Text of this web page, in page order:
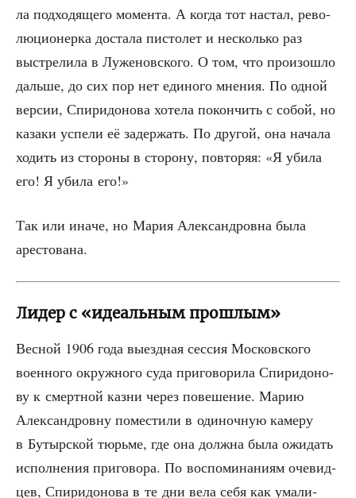
ла под­хо­дя­ще­го момен­та. А когда тот настал, рево­
лю­ци­о­нер­ка доста­ла писто­лет и несколь­ко раз
выстре­ли­ла в Луже­нов­ско­го. О том, что про­изо­шло
даль­ше, до сих пор нет еди­но­го мне­ния. По одной
вер­сии, Спи­ри­до­но­ва хоте­ла покон­чить с собой, но
каза­ки успе­ли её задер­жать. По дру­гой, она нача­ла
ходить из сто­ро­ны в сто­ро­ну, повто­ряя: «Я уби­ла
его! Я уби­ла его!»
Так или ина­че, но Мария Алек­сан­дров­на была
арестована.
Лидер с «идеальным прошлым»
Вес­ной 1906 года выезд­ная сес­сия Мос­ков­ско­го
воен­но­го окруж­но­го суда при­го­во­ри­ла Спи­ри­до­но­
ву к смерт­ной каз­ни через пове­ше­ние. Марию
Алек­сан­дров­ну поме­сти­ли в оди­ноч­ную каме­ру
в Бутыр­ской тюрь­ме, где она долж­на была ожи­дать
испол­не­ния при­го­во­ра. По вос­по­ми­на­ни­ям оче­вид­
цев, Спи­ри­до­но­ва в те дни вела себя как ума­ли­